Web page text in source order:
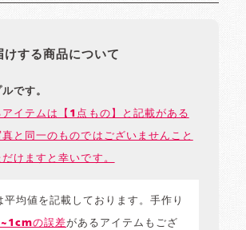
する商品について
です。
イテムは【1点もの】と記載がある
真と同一のものではございませんこと
けますと幸いです。
均値を記載しております。手作り
の誤差があるアイテムもござ